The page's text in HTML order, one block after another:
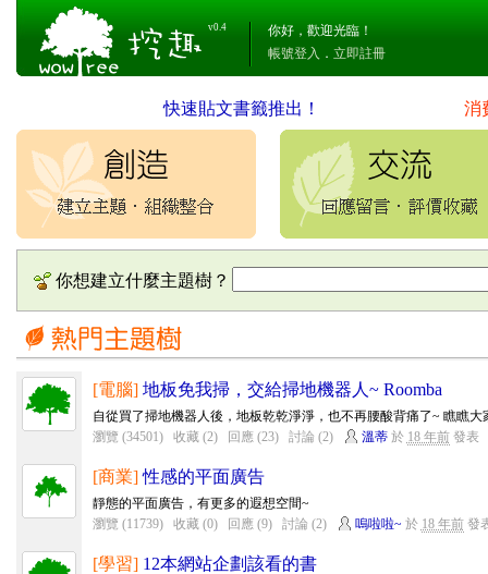
v0.4
你好，歡迎光臨！
帳號登入 ． 立即註冊
快速貼文書籤推出！ 消
你想建立什麼主題樹？
[電腦] 地板免我掃，交給掃地機器人~ Roomba
自從買了掃地機器人後，地板乾乾淨淨，也不再腰酸背痛了~ 瞧瞧大
瀏覽 (34501)
收藏 (2) 回應 (23) 討論 (2) 溫蒂於 18 年前發表
[商業] 性感的平面廣告
靜態的平面廣告，有更多的遐想空間~
瀏覽 (11739)
收藏 (0) 回應 (9) 討論 (2) 嗚啦啦~ 於 18 年前發
[學習] 12本網站企劃該看的書